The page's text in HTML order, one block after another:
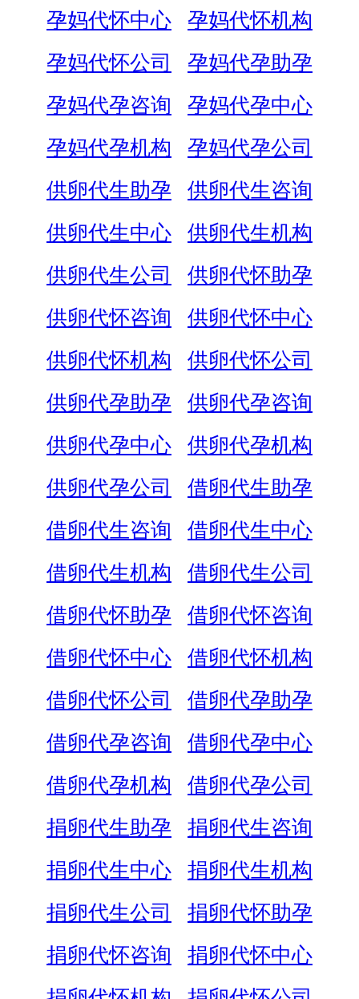
孕妈代怀中心
孕妈代怀机构
孕妈代怀公司
孕妈代孕助孕
孕妈代孕咨询
孕妈代孕中心
孕妈代孕机构
孕妈代孕公司
供卵代生助孕
供卵代生咨询
供卵代生中心
供卵代生机构
供卵代生公司
供卵代怀助孕
供卵代怀咨询
供卵代怀中心
供卵代怀机构
供卵代怀公司
供卵代孕助孕
供卵代孕咨询
供卵代孕中心
供卵代孕机构
供卵代孕公司
借卵代生助孕
借卵代生咨询
借卵代生中心
借卵代生机构
借卵代生公司
借卵代怀助孕
借卵代怀咨询
借卵代怀中心
借卵代怀机构
借卵代怀公司
借卵代孕助孕
借卵代孕咨询
借卵代孕中心
借卵代孕机构
借卵代孕公司
捐卵代生助孕
捐卵代生咨询
捐卵代生中心
捐卵代生机构
捐卵代生公司
捐卵代怀助孕
捐卵代怀咨询
捐卵代怀中心